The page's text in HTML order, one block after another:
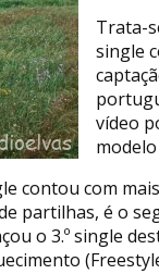
Trata-
single
vídeo
contou com
partilhas, é o
o 3.º single